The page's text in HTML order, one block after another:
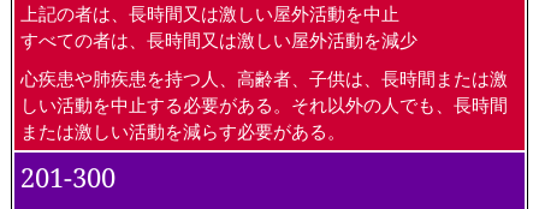
上記の者は、長時間又は激しい屋外活動を中止
すべての者は、長時間又は激しい屋外活動を減少
心疾患や肺疾患を持つ人、高齢者、子供は、長時間または激
しい活動を中止する必要がある。それ以外の人でも、長時間
または激しい活動を減らす必要がある。
201-300